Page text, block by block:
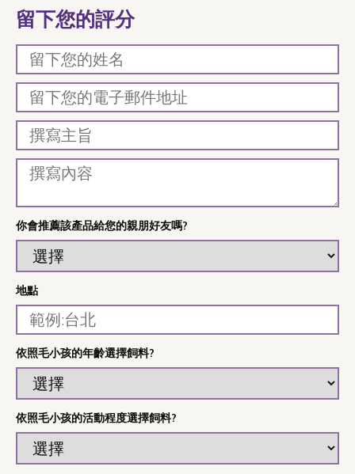
留下您的評分
你會推薦該產品給您的親朋好友嗎?
地點
依照毛小孩的年齡選擇飼料?
依照毛小孩的活動程度選擇飼料?